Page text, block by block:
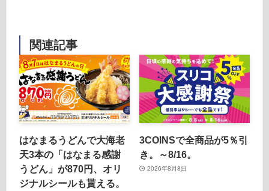
関連記事
はなまるうどんで大海老
天3本の「はなまる感謝
うどん」が870円、オリ
ジナルシールも貰える。
3COINSで全商品が5％引
き。～8/16。
2026年8月8日